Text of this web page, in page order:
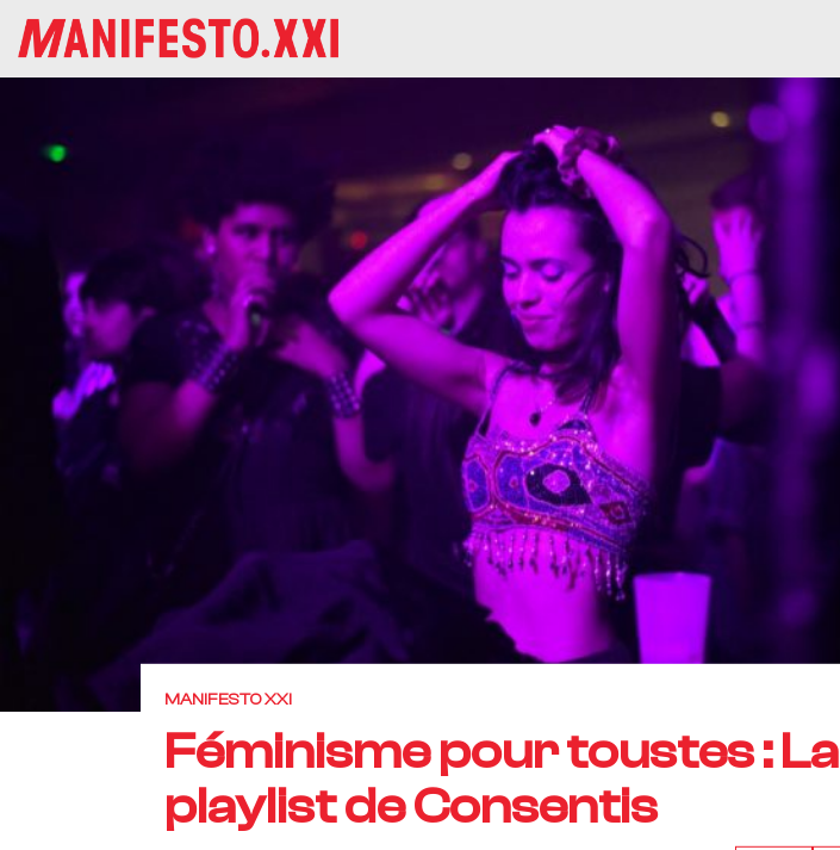
MANIFESTO XXI
Féminisme pour toustes : La
playlist de Consentis